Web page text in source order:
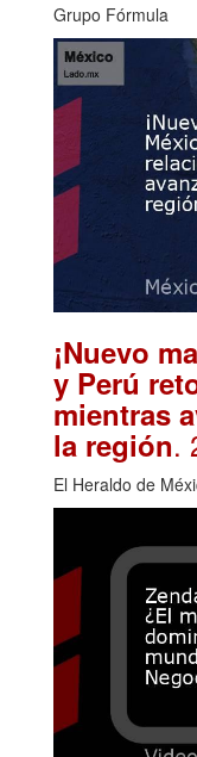
Grupo Fórmula
¡Nuevo
y Perú
mientras
la región.
El Heraldo de